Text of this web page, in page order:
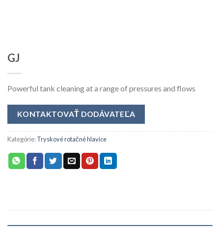
GJ
Powerful tank cleaning at a range of pressures and flows
KONTAKTOVAŤ DODÁVATEĽA
Kategórie:Tryskové rotačné hlavice